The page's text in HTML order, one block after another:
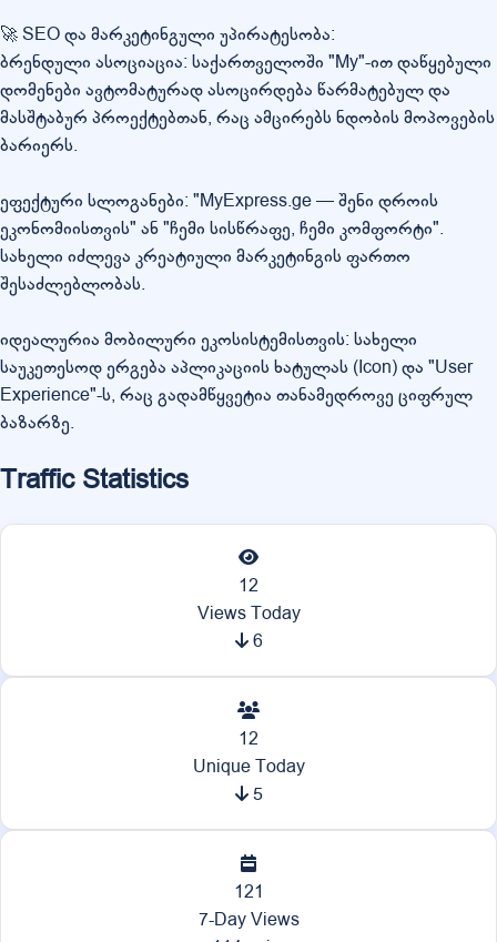
🚀 SEO და მარკეტინგული უპირატესობა:
ბრენდული ასოციაცია: საქართველოში "My"-ით დაწყებული
დომენები ავტომატურად ასოცირდება წარმატებულ და
მასშტაბურ პროექტებთან, რაც ამცირებს ნდობის მოპოვების
ბარიერს.
ეფექტური სლოგანები: "MyExpress.ge — შენი დროის
ეკონომიისთვის" ან "ჩემი სისწრაფე, ჩემი კომფორტი".
სახელი იძლევა კრეატიული მარკეტინგის ფართო
შესაძლებლობას.
იდეალურია მობილური ეკოსისტემისთვის: სახელი
საუკეთესოდ ერგება აპლიკაციის ხატულას (Icon) და "User
Experience"-ს, რაც გადამწყვეტია თანამედროვე ციფრულ
ბაზარზე.
Traffic Statistics
12
Views Today
6
12
Unique Today
5
121
7-Day Views